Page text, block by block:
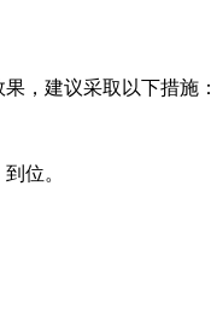
，建议采取以下措施：
。